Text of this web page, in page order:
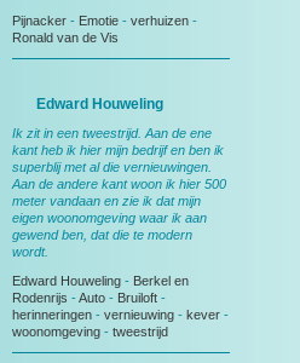
Pijnacker - Emotie - verhuizen -
Ronald van de Vis
Edward Houweling
Ik zit in een tweestrijd. Aan de ene
kant heb ik hier mijn bedrijf en ben ik
superblij met al die vernieuwingen.
Aan de andere kant woon ik hier 500
meter vandaan en zie ik dat mijn
eigen woonomgeving waar ik aan
gewend ben, dat die te modern
wordt.
Edward Houweling - Berkel en
Rodenrijs -Auto - Bruiloft -
herinneringen - vernieuwing - kever -
woonomgeving - tweestrijd